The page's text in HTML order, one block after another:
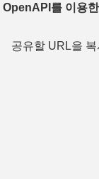
OpenAPI를 이용
공유할 URL을